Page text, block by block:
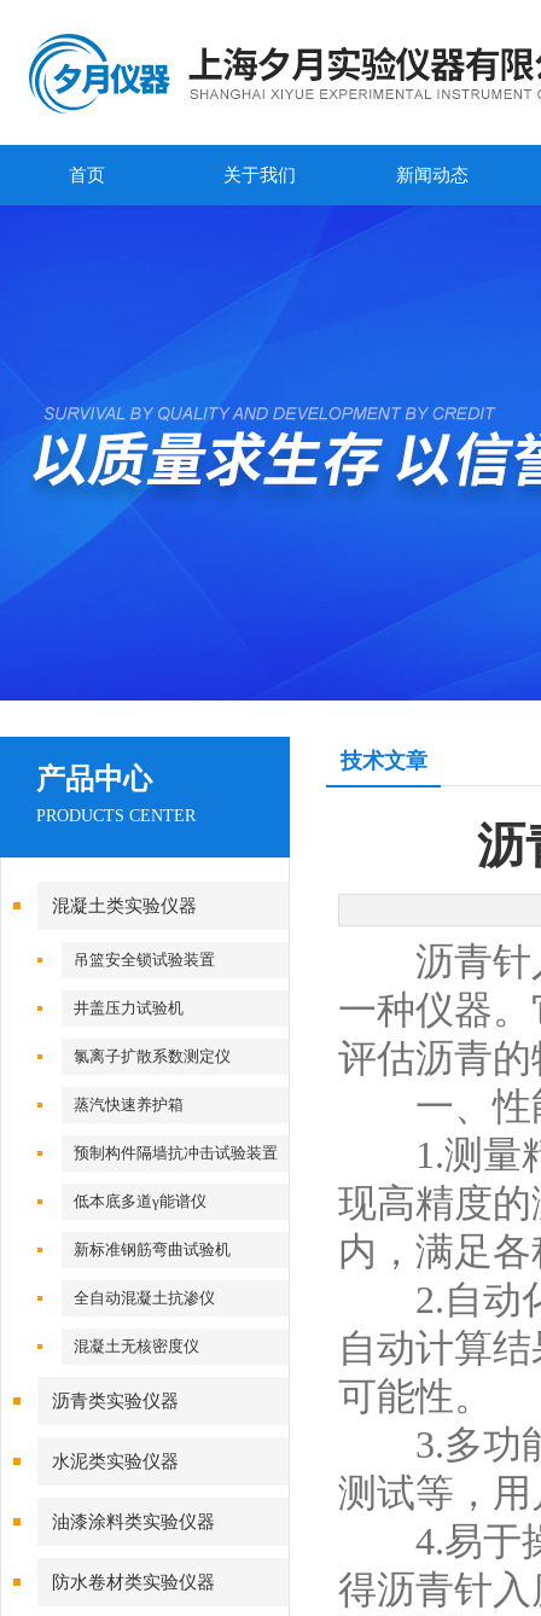
首页 关于我们 新闻动态
技术文章
沥
沥青针入
一种仪器
评估沥青
一、性
1.测量精
现高精度
内，满足
2.自动化
自动计算
可能性。
3.多功能
测试等，
4.易于操
得沥青针
产品中心
PRODUCTS CENTER
混凝土类实验仪器
吊篮安全锁试验装置
井盖压力试验机
氯离子扩散系数测定仪
蒸汽快速养护箱
预制构件隔墙抗冲击试验装置
低本底多道γ能谱仪
新标准钢筋弯曲试验机
全自动混凝土抗渗仪
混凝土无核密度仪
沥青类实验仪器
水泥类实验仪器
油漆涂料类实验仪器
防水卷材类实验仪器